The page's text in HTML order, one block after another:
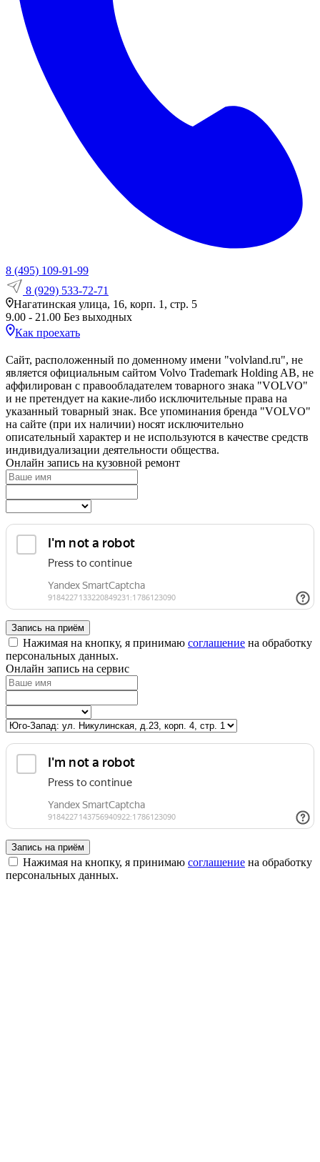
8 (495) 109-91-99
8 (929) 533-72-71
Нагатинская улица, 16, корп. 1, стр. 5
9.00 - 21.00 Без выходных
Как проехать
Сайт, расположенный по доменному имени "volvland.ru", не
является официальным сайтом Volvo Trademark Holding AB, не
аффилирован с правообладателем товарного знака "VOLVO"
и не претендует на какие‑либо исключительные права на
указанный товарный знак. Все упоминания бренда "VOLVO"
на сайте (при их наличии) носят исключительно
описательный характер и не используются в качестве средств
индивидуализации деятельности общества.
Онлайн запись на кузовной ремонт
Запись на приём
Нажимая на кнопку, я принимаю соглашение на обработку
персональных данных.
Онлайн запись на сервис
Запись на приём
Нажимая на кнопку, я принимаю соглашение на обработку
персональных данных.